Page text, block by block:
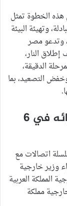
الخطوة تمثل
وتهيئة البيئة
وتدعو مصر
إطلاق النار،
الدقيقة،
التصعيد، بما
اتصالات لـ وزير الخارجية مع نظرائه في 6
اتصالات مع
وزير خارجية
المملكة العربية
مملكة